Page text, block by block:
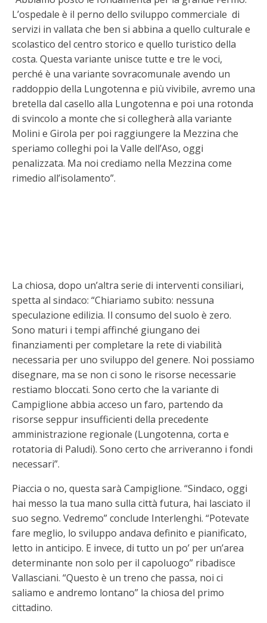
L’ospedale è il perno dello sviluppo commerciale di
servizi in vallata che ben si abbina a quello culturale e
scolastico del centro storico e quello turistico della
costa. Questa variante unisce tutte e tre le voci,
perché è una variante sovracomunale avendo un
raddoppio della Lungotenna e più vivibile, avremo una
bretella dal casello alla Lungotenna e poi una rotonda
di svincolo a monte che si collegherà alla variante
Molini e Girola per poi raggiungere la Mezzina che
speriamo colleghi poi la Valle dell’Aso, oggi
penalizzata. Ma noi crediamo nella Mezzina come
rimedio all’isolamento”.
La chiosa, dopo un’altra serie di interventi consiliari,
spetta al sindaco: “Chiariamo subito: nessuna
speculazione edilizia. Il consumo del suolo è zero.
Sono maturi i tempi affinché giungano dei
finanziamenti per completare la rete di viabilità
necessaria per uno sviluppo del genere. Noi possiamo
disegnare, ma se non ci sono le risorse necessarie
restiamo bloccati. Sono certo che la variante di
Campiglione abbia acceso un faro, partendo da
risorse seppur insufficienti della precedente
amministrazione regionale (Lungotenna, corta e
rotatoria di Paludi). Sono certo che arriveranno i fondi
necessari”.
Piaccia o no, questa sarà Campiglione. “Sindaco, oggi
hai messo la tua mano sulla città futura, hai lasciato il
suo segno. Vedremo” conclude Interlenghi. “Potevate
fare meglio, lo sviluppo andava definito e pianificato,
letto in anticipo. E invece, di tutto un po’ per un’area
determinante non solo per il capoluogo” ribadisce
Vallasciani. “Questo è un treno che passa, noi ci
saliamo e andremo lontano” la chiosa del primo
cittadino.